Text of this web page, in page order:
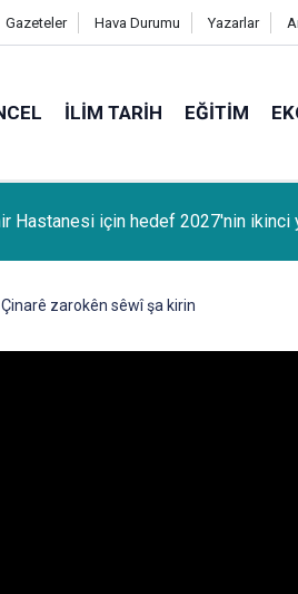
Gazeteler Hava Durumu Yazarlar
İLIM TARIH EĞITIM
aylık asayiş tablosu açıklandı
zarokên sêwî şa kirin